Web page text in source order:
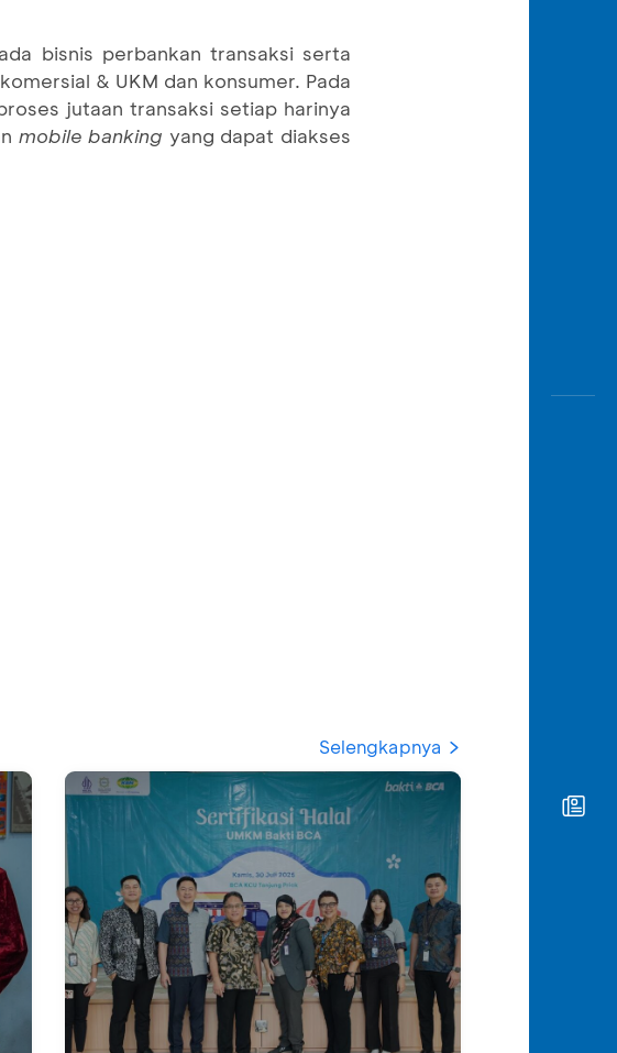
bisnis perbankan transaksi serta
& UKM dan konsumer. Pada
jutaan transaksi setiap harinya
mobile banking yang dapat diakses
Selengkapnya